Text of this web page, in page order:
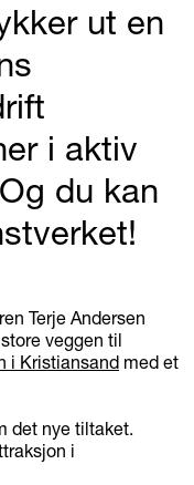
ut en
i aktiv
du kan
Terje Andersen
veggen til
i Kristiansand med et
det nye tiltaket.
i